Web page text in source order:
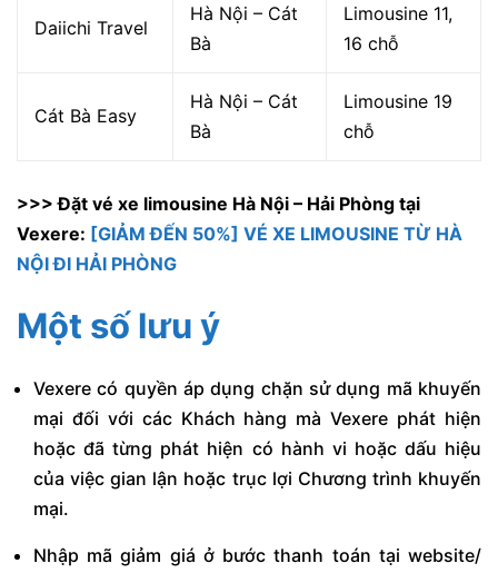
Daiichi Travel
Hà Nội – Cát
Bà
Limousine 11,
16 chỗ
Cát Bà Easy
Hà Nội – Cát
Bà
Limousine 19
chỗ
>>> Đặt vé xe limousine Hà Nội – Hải Phòng tại
Vexere: [GIẢM ĐẾN 50%] VÉ XE LIMOUSINE TỪ HÀ
NỘI ĐI HẢI PHÒNG
Một số lưu ý
Vexere có quyền áp dụng chặn sử dụng mã khuyến
mại đối với các Khách hàng mà Vexere phát hiện
hoặc đã từng phát hiện có hành vi hoặc dấu hiệu
của việc gian lận hoặc trục lợi Chương trình khuyến
mại.
Nhập mã giảm giá ở bước thanh toán tại website/